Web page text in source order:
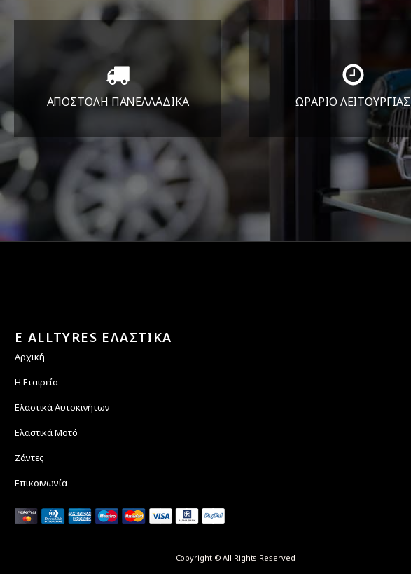
ΑΠΟΣΤΟΛΗ ΠΑΝΕΛΛΑΔΙΚA
Όπου και αν είστε θα σας
στείλουμε τα ελαστικά σας
ΩΡΑΡΙΟ ΛΕΙΤΟΥΡΓΙΑΣ
ΔΕΥ-ΠΑΡ 8:30-17:30
E ALLTYRES ΕΛΑΣΤΙΚΑ
Αρχική
Η Εταιρεία
Ελαστικά Αυτοκινήτων
Ελαστικά Μοτό
Ζάντες
Επικοινωνία
Copyright © All Rights Reserved